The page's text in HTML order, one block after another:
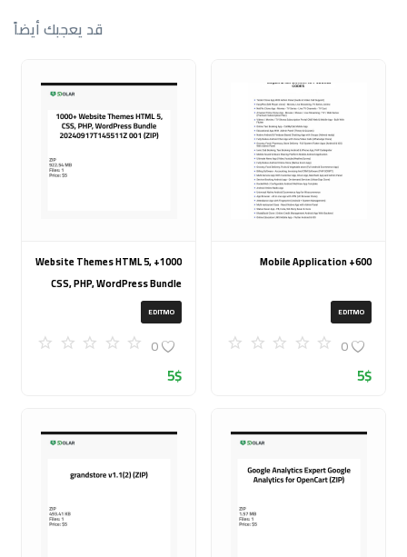
قد يعجبك أيضاً
600+ Mobile Application
EDITMO
0
5$
1000+ Website Themes HTML 5,
CSS, PHP, WordPress Bundle
20240917T145511Z 001 (ZIP)
EDITMO
0
5$